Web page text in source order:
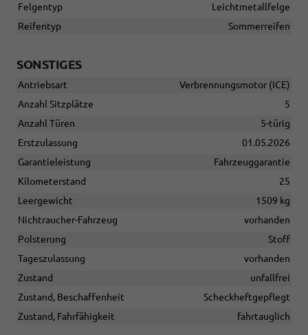
Felgentyp
Leichtmetallfelge
Reifentyp
Sommerreifen
SONSTIGES
Antriebsart
Verbrennungsmotor (ICE)
Anzahl Sitzplätze
5
Anzahl Türen
5-türig
Erstzulassung
01.05.2026
Garantieleistung
Fahrzeuggarantie
Kilometerstand
25
Leergewicht
1509 kg
Nichtraucher-Fahrzeug
vorhanden
Polsterung
Stoff
Tageszulassung
vorhanden
Zustand
unfallfrei
Zustand, Beschaffenheit
Scheckheftgepflegt
Zustand, Fahrfähigkeit
fahrtauglich